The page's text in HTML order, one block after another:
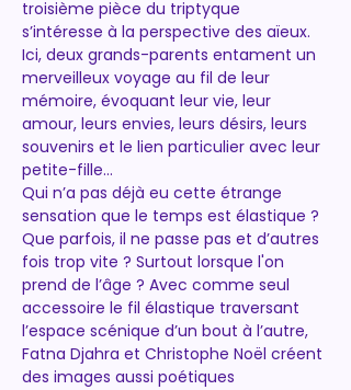
troisième pièce du triptyque
s’intéresse à la perspective des aïeux.
Ici, deux grands-parents entament un
merveilleux voyage au fil de leur
mémoire, évoquant leur vie, leur
amour, leurs envies, leurs désirs, leurs
souvenirs et le lien particulier avec leur
petite-fille…
Qui n’a pas déjà eu cette étrange
sensation que le temps est élastique ?
Que parfois, il ne passe pas et d’autres
fois trop vite ? Surtout lorsque l'on
prend de l’âge ? Avec comme seul
accessoire le fil élastique traversant
l’espace scénique d’un bout à l’autre,
Fatna Djahra et Christophe Noël créent
des images aussi poétiques